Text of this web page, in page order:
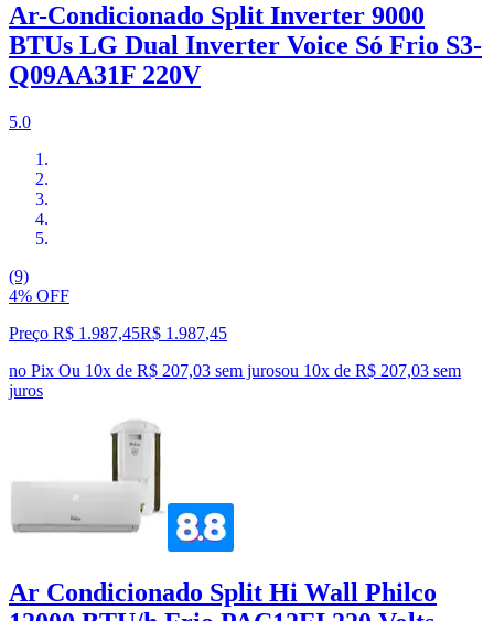
Ar-Condicionado Split Inverter 9000
BTUs LG Dual Inverter Voice Só Frio S3-
Q09AA31F 220V
5.0
(9)
4% OFF
Preço R$ 1.987,45R$ 1.987,45
no Pix Ou 10x de R$ 207,03 sem jurosou 10x de R$ 207,03 sem
juros
Ar Condicionado Split Hi Wall Philco